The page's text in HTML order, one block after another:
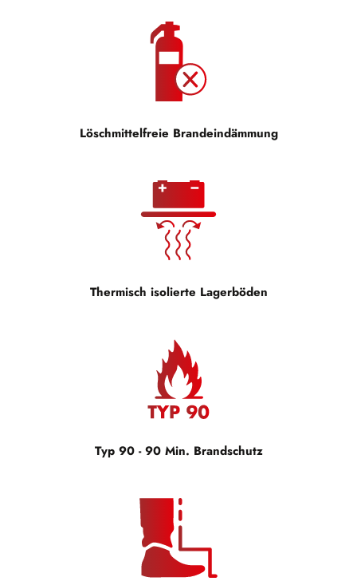
Löschmittelfreie Brandeindämmung
Thermisch isolierte Lagerböden
Typ 90 - 90 Min. Brandschutz